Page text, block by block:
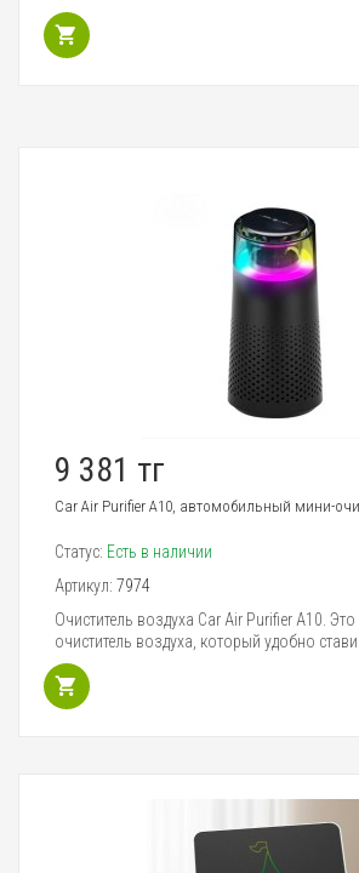
9 381 тг
Car Air Purifier A10, автомобильный мини-
Статус: Есть в наличии
Артикул: 7974
Очиститель воздуха Car Air Purifier A10.
очиститель воздуха, который удобно стави..